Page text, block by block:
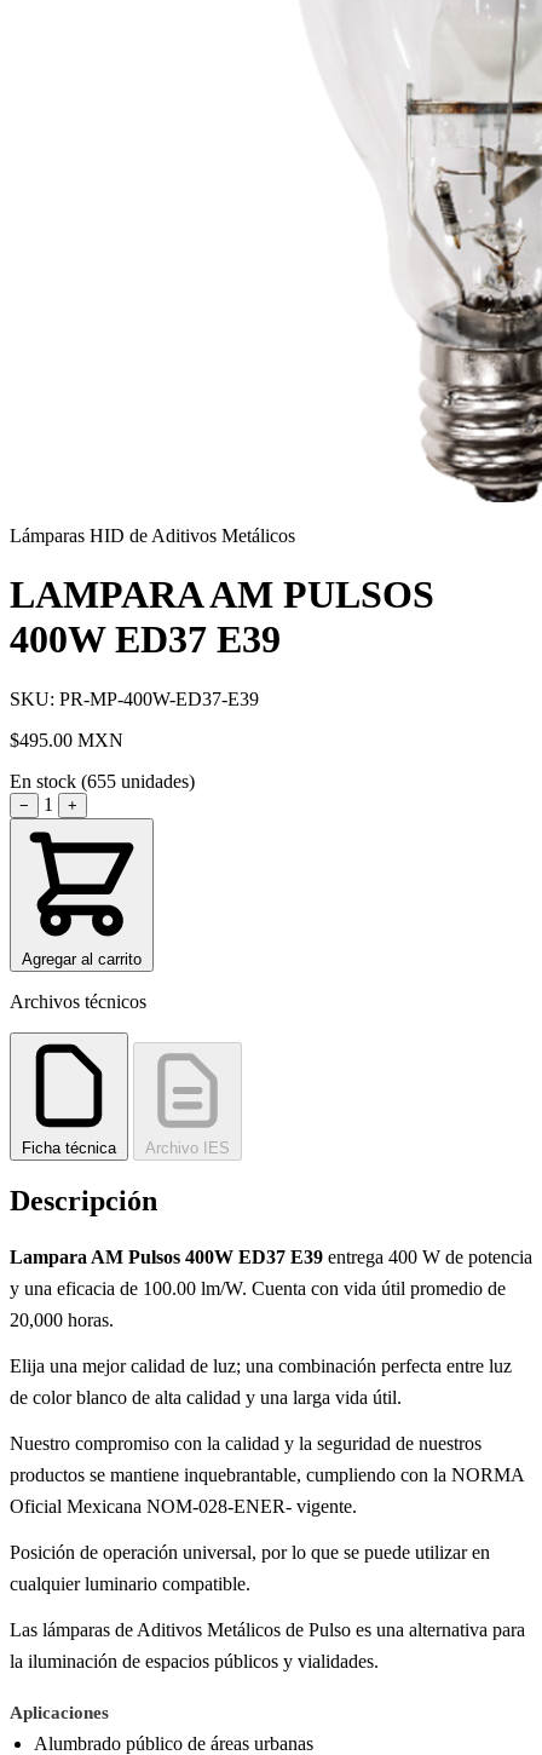
Lámparas HID de Aditivos Metálicos
LAMPARA AM PULSOS
400W ED37 E39
SKU: PR-MP-400W-ED37-E39
$495.00 MXN
En stock (655 unidades)
− 1 +
Agregar al carrito
Archivos técnicos
Ficha técnica Archivo IES
Descripción
Lampara AM Pulsos 400W ED37 E39 entrega 400 W de potencia
y una eficacia de 100.00 lm/W. Cuenta con vida útil promedio de
20,000 horas.
Elija una mejor calidad de luz; una combinación perfecta entre luz
de color blanco de alta calidad y una larga vida útil.
Nuestro compromiso con la calidad y la seguridad de nuestros
productos se mantiene inquebrantable, cumpliendo con la NORMA
Oficial Mexicana NOM-028-ENER- vigente.
Posición de operación universal, por lo que se puede utilizar en
cualquier luminario compatible.
Las lámparas de Aditivos Metálicos de Pulso es una alternativa para
la iluminación de espacios públicos y vialidades.
Aplicaciones
Alumbrado público de áreas urbanas